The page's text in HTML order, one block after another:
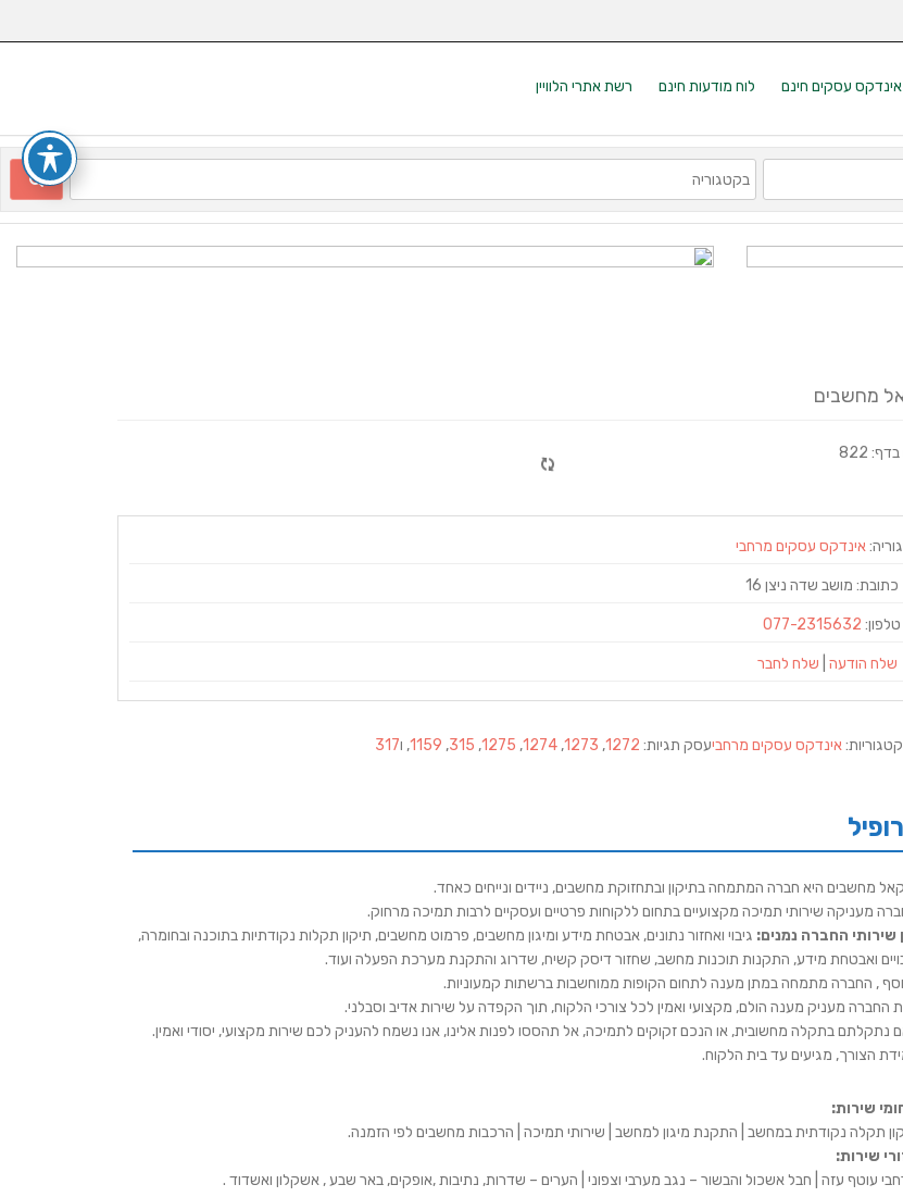
רשת אתרי הלוויין לוח מודעות חינם אינדקס עסקים חינם
מחשבים
822
אינדקס עסקים מרחבי
כתובת: מושב שדה ניצן 16
טלפון: 077-2315632
שלח הודעה שלח לחבר
אינדקס עסקים מרחביעסק תגיות: 1272
,
1273
,
1274
,
1275
,
315
,
1159, ו317
מחשבים היא חברה המתמחה בתיקון ובתחזוקת מחשבים, ניידים ונייחים כאחד.
מעניקה שירותי תמיכה מקצועיים בתחום ללקוחות פרטיים ועסקיים לרבות תמיכה מרחוק.
שירותי החברה נמנים: גיבוי ואחזור נתונים, אבטחת מידע ומיגון מחשבים, פרמוט מחשבים, תיקון תקלות נקודתיות בתוכנה ובחומרה,
ואבטחת מידע, התקנות תוכנות מחשב, שחזור דיסק קשיח, שדרוג והתקנת מערכת הפעלה ועוד.
, החברה מתמחה במתן מענה לתחום הקופות ממוחשבות ברשתות קמעוניות.
החברה מעניק מענה הולם, מקצועי ואמין לכל צורכי הלקוח, תוך הקפדה על שירות אדיב וסבלני.
נתקלתם בתקלה מחשובית, או הנכם זקוקים לתמיכה, אל תהססו לפנות אלינו, אנו נשמח להעניק לכם שירות מקצועי, יסודי ואמין.
הצורך, מגיעים עד בית הלקוח.
שירות:
תקלה נקודתית במחשב | התקנת מיגון למחשב | שירותי תמיכה | הרכבות מחשבים לפי הזמנה.
שירות:
עוטף עזה | חבל אשכול והבשור – נגב מערבי וצפוני | הערים – שדרות, נתיבות ,אופקים, באר שבע , אשקלון ואשדוד .